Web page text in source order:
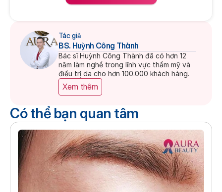
Tác giả
BS. Huỳnh Công Thành
Bác sĩ Huỳnh Công Thành đã có hơn 12
năm làm nghề trong lĩnh vực thẩm mỹ và
điều trị da cho hơn 100.000 khách hàng.
Xem thêm
Có thể bạn quan tâm